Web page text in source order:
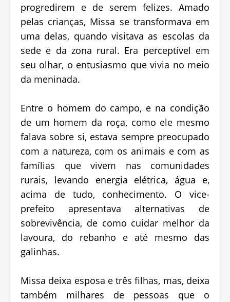
progredirem e de serem felizes. Amado
pelas crianças, Missa se transformava em
uma delas, quando visitava as escolas da
sede e da zona rural. Era perceptível em
seu olhar, o entusiasmo que vivia no meio
da meninada.
Entre o homem do campo, e na condição
de um homem da roça, como ele mesmo
falava sobre si, estava sempre preocupado
com a natureza, com os animais e com as
famílias que vivem nas comunidades
rurais, levando energia elétrica, água e,
acima de tudo, conhecimento. O vice-
prefeito apresentava alternativas de
sobrevivência, de como cuidar melhor da
lavoura, do rebanho e até mesmo das
galinhas.
Missa deixa esposa e três filhas, mas, deixa
também milhares de pessoas que o